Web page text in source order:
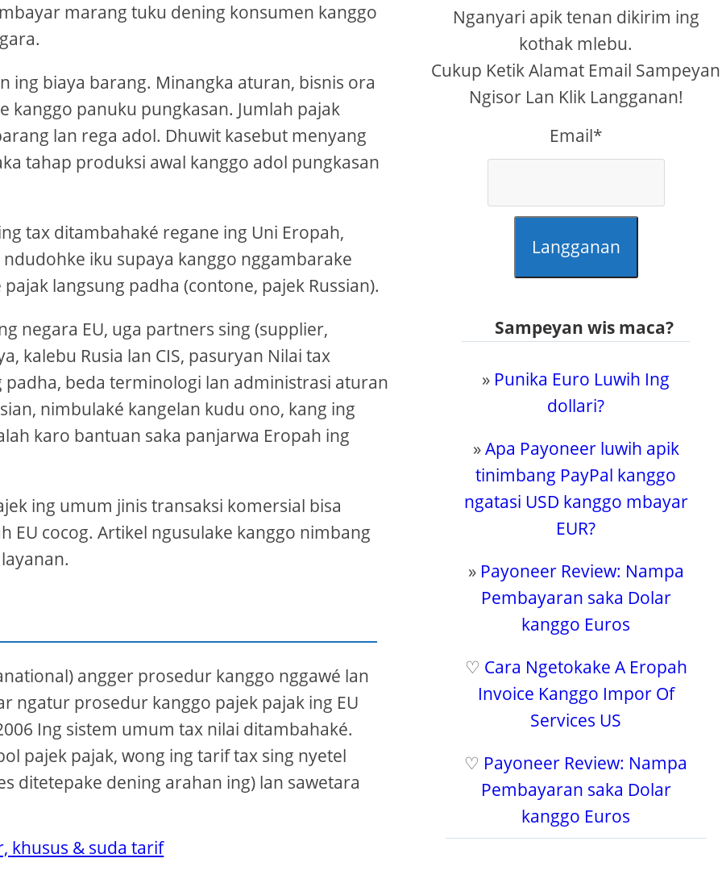
marang tuku dening konsumen kanggo
ing biaya barang. Minangka aturan, bisnis ora
kanggo panuku pungkasan. Jumlah pajak
lan rega adol. Dhuwit kasebut menyang
tahap produksi awal kanggo adol pungkasan
tax ditambahaké regane ing Uni Eropah,
iku supaya kanggo nggambarake
langsung padha (contone, pajek Russian).
negara EU, uga partners sing (supplier,
kalebu Rusia lan CIS, pasuryan Nilai tax
beda terminologi lan administrasi aturan
nimbulaké kangelan kudu ono, kang ing
karo bantuan saka panjarwa Eropah ing
ing umum jinis transaksi komersial bisa
cocog. Artikel ngusulake kanggo nimbang
angger prosedur kanggo nggawé lan
ngatur prosedur kanggo pajek pajak ing EU
Ing sistem umum tax nilai ditambahaké.
pajek pajak, wong ing tarif tax sing nyetel
ditetepake dening arahan ing) lan sawetara
khusus & suda tarif
Nganyari apik tenan dikirim ing
kothak mlebu.
Cukup Ketik Alamat Email Sampeyan
Ngisor Lan Klik Langganan!
Email*
Langganan
Sampeyan wis maca?
» Punika Euro Luwih Ing
dollari?
»Apa Payoneer luwih apik
tinimbang PayPal kanggo
ngatasi USD kanggo mbayar
EUR?
» Payoneer Review: Nampa
Pembayaran saka Dolar
kanggo Euros
♡ Cara Ngetokake A Eropah
Invoice Kanggo Impor Of
Services US
♡ Payoneer Review: Nampa
Pembayaran saka Dolar
kanggo Euros